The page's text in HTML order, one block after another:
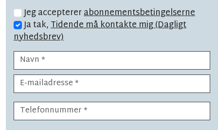
Jeg acceptererabonnementsbetingelserne
Ja tak,Tidende må kontakte mig (Dagligt
nyhedsbrev)
LÆSETID 3 MIN.
Poul Pava advarer mod 'biler
uden motor'